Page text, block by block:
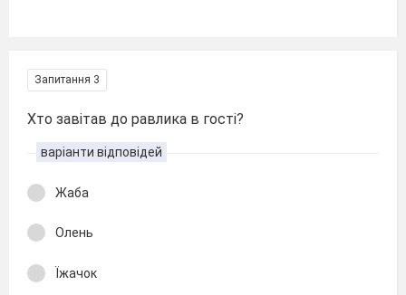
Запитання 3
Хто завітав до равлика в гості?
варіанти відповідей
Жаба
Олень
Їжачок